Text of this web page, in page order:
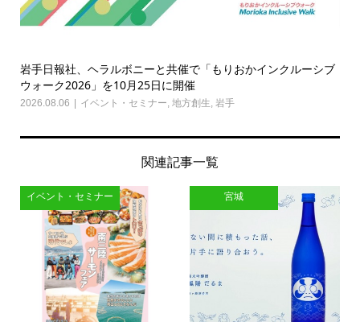
岩手日報社、ヘラルボニーと共催で「もりおかインクルーシブ
ウォーク2026」を10月25日に開催
2026.08.06 イベント・セミナー, 地方創生, 岩手
関連記事一覧
イベント・セミナー 宮城